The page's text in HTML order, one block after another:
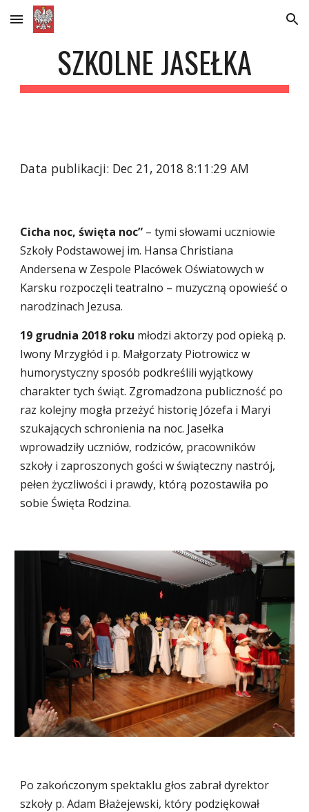
Skip to main content Skip to navigation
SZKOLNE JASEŁKA
Data publikacji: Dec 21, 2018 8:11:29 AM
Cicha noc, święta noc” – tymi słowami uczniowie
Szkoły Podstawowej im. Hansa Christiana
Andersena w Zespole Placówek Oświatowych w
Karsku rozpoczęli teatralno – muzyczną opowieść o
narodzinach Jezusa.
19 grudnia 2018 roku młodzi aktorzy pod opieką p.
Iwony Mrzygłód i p. Małgorzaty Piotrowicz w
humorystyczny sposób podkreślili wyjątkowy
charakter tych świąt. Zgromadzona publiczność po
raz kolejny mogła przeżyć historię Józefa i Maryi
szukających schronienia na noc. Jasełka
wprowadziły uczniów, rodziców, pracowników
szkoły i zaproszonych gości w świąteczny nastrój,
pełen życzliwości i prawdy, którą pozostawiła po
Po zakończonym spektaklu głos zabrał dyrektor
szkoły p. Adam Błażejewski, który podziękował